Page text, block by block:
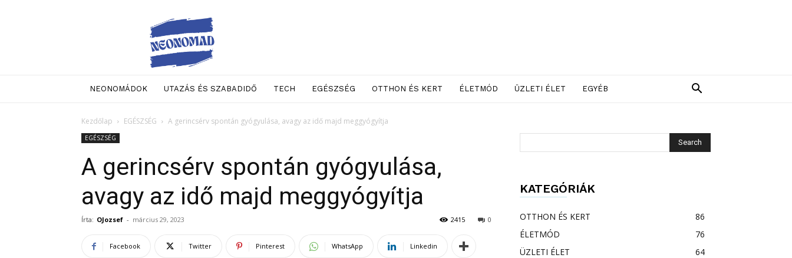
Neo
Nomad
NEONOMÁDOK UTAZÁS ÉS SZABADIDŐ TECH EGÉSZSÉG OTTHON ÉS KERT ÉLETMÓD ÜZLETI ÉLET EGYÉB
Kezdőlap EGÉSZSÉG A gerincsérv spontán gyógyulása, avagy az idő majd meggyógyítja
EGÉSZSÉG
A gerincsérv spontán gyógyulása,
avagy az idő majd meggyógyítja
Írta: OJozsef - március 29, 2023 0
2415
Facebook Twitter Pinterest WhatsApp Linkedin
KATEGÓRIÁK
OTTHON ÉS KERT
86
ÉLETMÓD
76
ÜZLETI ÉLET
64